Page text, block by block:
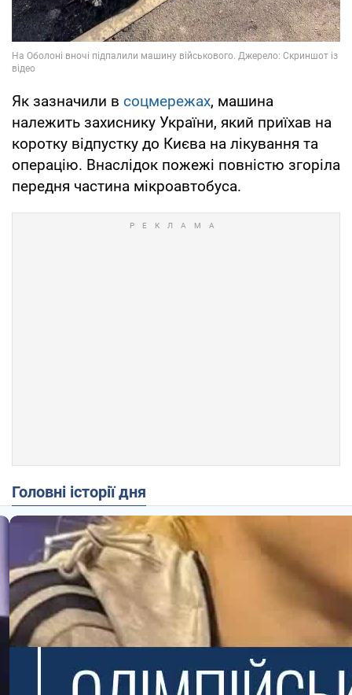
Як зазначили в соцмережах, машина
належить захиснику України, який приїхав на
коротку відпустку до Києва на лікування та
операцію. Внаслідок пожежі повністю згоріла
передня частина мікроавтобуса.
Головні історії дня